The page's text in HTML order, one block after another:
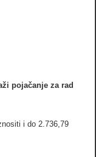
pojačanje za rad
i do 2.736,79